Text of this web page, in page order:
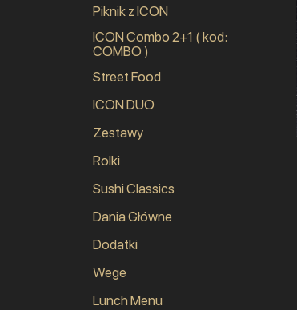
Piknik z ICON
ICON Combo 2+1 ( kod:
COMBO )
Street Food
ICON DUO
Zestawy
Rolki
Sushi Classics
Dania Główne
Dodatki
Wege
Lunch Menu